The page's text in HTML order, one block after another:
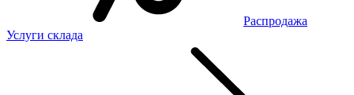
Распродажа
Услуги склада